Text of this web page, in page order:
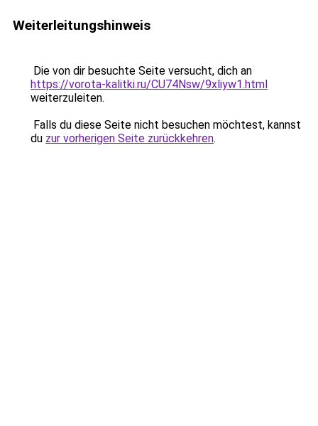
Weiterleitungshinweis
Die von dir besuchte Seite versucht, dich an
https://vorota-kalitki.ru/CU74Nsw/9xliyw1.html
weiterzuleiten.
Falls du diese Seite nicht besuchen möchtest, kannst
du zur vorherigen Seite zurückkehren.